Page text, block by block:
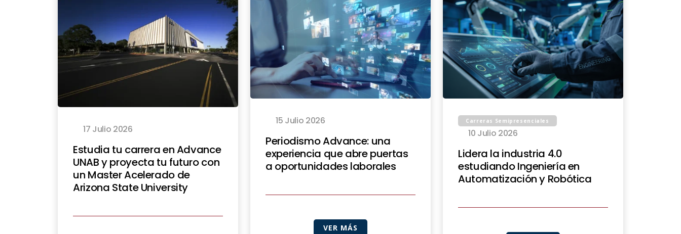
17 Julio 2026
Estudia tu carrera en Advance
UNAB y proyecta tu futuro con
un Master Acelerado de
Arizona State University
15 Julio 2026
Periodismo Advance: una
experiencia que abre puertas
a oportunidades laborales
VER MÁS
Carreras Semipresenciales
10 Julio 2026
Lidera la industria 4.0
estudiando Ingeniería en
Automatización y Robótica